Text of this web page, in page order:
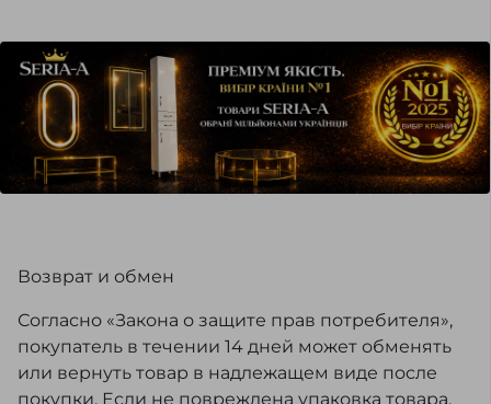
Возврат и обмен
Согласно «Закона о защите прав потребителя»,
покупатель в течении 14 дней может обменять
или вернуть товар в надлежащем виде после
покупки. Если не повреждена упаковка товара,